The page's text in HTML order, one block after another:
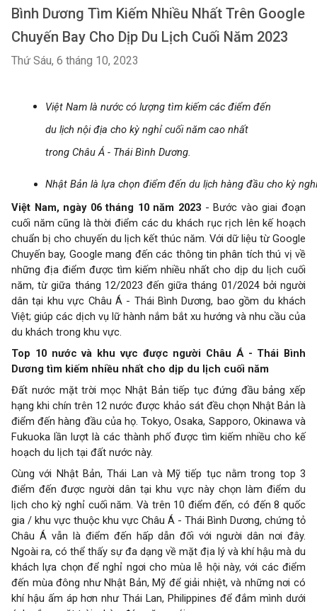
Bình Dương Tìm Kiếm Nhiều Nhất Trên Google
Chuyến Bay Cho Dịp Du Lịch Cuối Năm 2023
Thứ Sáu, 6 tháng 10, 2023
Việt Nam là nước có lượng tìm kiếm các điểm đến
du lịch nội địa cho kỳ nghỉ cuối năm cao nhất
trong Châu Á - Thái Bình Dương.
Nhật Bản là lựa chọn điểm đến du lịch hàng đầu cho kỳ
Việt Nam, ngày 06 tháng 10 năm 2023 - Bước vào giai đoạn
cuối năm cũng là thời điểm các du khách rục rịch lên kế hoạch
chuẩn bị cho chuyến du lịch kết thúc năm. Với dữ liệu từ Google
Chuyến bay, Google mang đến các thông tin phân tích thú vị về
những địa điểm được tìm kiếm nhiều nhất cho dịp du lịch cuối
năm, từ giữa tháng 12/2023 đến giữa tháng 01/2024 bởi người
dân tại khu vực Châu Á - Thái Bình Dương, bao gồm du khách
Việt; giúp các dịch vụ lữ hành nắm bắt xu hướng và nhu cầu của
du khách trong khu vực.
Top 10 nước và khu vực được người Châu Á - Thái Bình
Dương tìm kiếm nhiều nhất cho dịp du lịch cuối năm
Đất nước mặt trời mọc Nhật Bản tiếp tục đứng đầu bảng xếp
hạng khi chín trên 12 nước được khảo sát đều chọn Nhật Bản là
điểm đến hàng đầu của họ. Tokyo, Osaka, Sapporo, Okinawa và
Fukuoka lần lượt là các thành phố được tìm kiếm nhiều cho kế
hoạch du lịch tại đất nước này.
Cùng với Nhật Bản, Thái Lan và Mỹ tiếp tục nằm trong top 3
điểm đến được người dân tại khu vực này chọn làm điểm du
lịch cho kỳ nghỉ cuối năm. Và trên 10 điểm đến, có đến 8 quốc
gia / khu vực thuộc khu vực Châu Á - Thái Bình Dương, chứng tỏ
Châu Á vẫn là điểm đến hấp dẫn đối với người dân nơi đây.
Ngoài ra, có thể thấy sự đa dạng về mặt địa lý và khí hậu mà du
khách lựa chọn để nghỉ ngơi cho mùa lễ hội này, với các điểm
đến mùa đông như Nhật Bản, Mỹ để giải nhiệt, và những nơi có
khí hậu ấm áp hơn như Thái Lan, Philippines để đắm mình dưới